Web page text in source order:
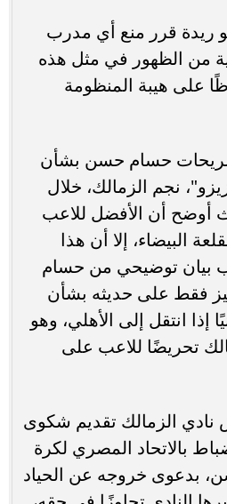
ريدة قرر منع أي مدرب
من الظهور في مثل هذه
على هيبة المنظومة
حسام حسن بشأن
نجم الزمالك، خلال
أوضح أن الأفضل للاعب
البيضاء، إلا أن هذا
بيان توضيحي من حسام
فقط على حديثه بشأن
إذا انتقل إلى الأهلي، وهو
تحريضًا للاعب على
الزمالك تقديم شكوى
بالاتحاد المصري لكرة
بدعوى خروجه عن الحياد